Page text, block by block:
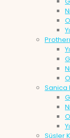
Sanica
Süsler